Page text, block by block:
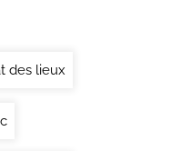
des lieux